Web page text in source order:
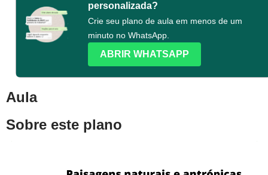
personalizada?
Crie seu plano de aula em menos de um
minuto no WhatsApp.
ABRIR WHATSAPP
Aula
Sobre este plano